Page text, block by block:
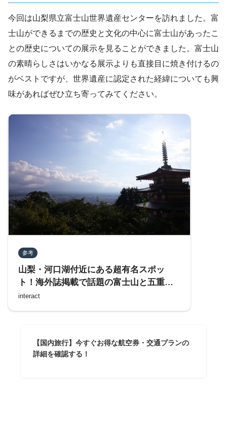
今回は山梨県立富士山世界遺産センターを訪れました。富
士山ができるまでの歴史と文化の中心に富士山があったこ
との歴史についての展示を見ることができました。富士山
の素晴らしさはいかなる展示よりも直接目に焼き付けるの
がベストですが、世界遺産に認定された経緯についても興
味があればぜひ立ち寄ってみてください。
参考
山梨・河口湖付近にある超有名スポッ
ト！海外誌掲載で話題の富士山と五重塔
「新倉富士浅間神社」を参拝する
interact
【国内旅行】今すぐお得な航空券・交通プランの
詳細を確認する！